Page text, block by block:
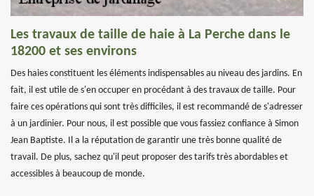
Les travaux de taille de haie à La Perche dans le
18200 et ses environs
Des haies constituent les éléments indispensables au niveau des jardins. En
fait, il est utile de s'en occuper en procédant à des travaux de taille. Pour
faire ces opérations qui sont très difficiles, il est recommandé de s'adresser
à un jardinier. Pour nous, il est possible que vous fassiez confiance à Simon
Jean Baptiste. Il a la réputation de garantir une très bonne qualité de
travail. De plus, sachez qu'il peut proposer des tarifs très abordables et
accessibles à beaucoup de monde.